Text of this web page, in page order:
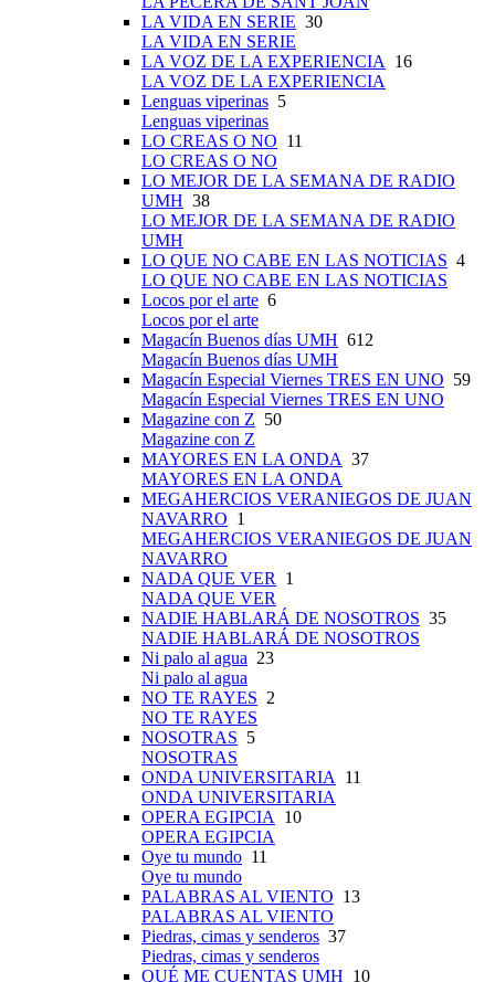
LA VIDA EN SERIE 30
LA VIDA EN SERIE
LA VOZ DE LA EXPERIENCIA
16
LA VOZ DE LA EXPERIENCIA
Lenguas viperinas 5
Lenguas viperinas
LO CREAS O NO 11
LO CREAS O NO
LO MEJOR DE LA SEMANA DE RADIO
UMH 38
LO MEJOR DE LA SEMANA DE RADIO
UMH
LO QUE NO CABE EN LAS NOTICIAS 4
LO QUE NO CABE EN LAS NOTICIAS
Locos por el arte 6
Locos por el arte
Magacín Buenos días UMH 612
Magacín Buenos días UMH
Magacín Especial Viernes TRES EN UNO 59
Magacín Especial Viernes TRES EN UNO
Magazine con Z 50
Magazine con Z
MAYORES EN LA ONDA 37
MAYORES EN LA ONDA
MEGAHERCIOS VERANIEGOS DE JUAN
NAVARRO 1
MEGAHERCIOS VERANIEGOS DE JUAN
NAVARRO
NADA QUE VER
1
NADA QUE VER
NADIE HABLARÁ DE NOSOTROS 35
NADIE HABLARÁ DE NOSOTROS
Ni palo al agua 23
Ni palo al agua
NO TE RAYES 2
NO TE RAYES
NOSOTRAS 5
NOSOTRAS
ONDA UNIVERSITARIA
11
ONDA UNIVERSITARIA
OPERA EGIPCIA
10
OPERA EGIPCIA
Oye tu mundo 11
Oye tu mundo
PALABRAS AL VIENTO 13
PALABRAS AL VIENTO
Piedras, cimas y senderos 37
Piedras, cimas y senderos
QUÉ ME CUENTAS UMH 10